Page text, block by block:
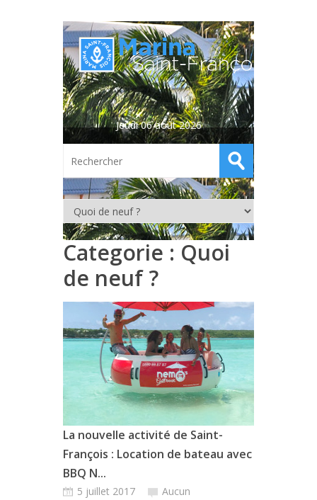
Jeudi 06 août 2026
Categorie : Quoi
de neuf ?
La nouvelle activité de Saint-
François : Location de bateau avec
BBQ N...
5 juillet 2017
Aucun